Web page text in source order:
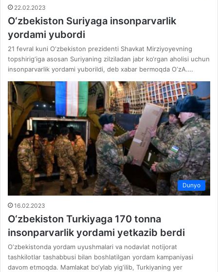
22.02.2023
O‘zbekiston Suriyaga insonparvarlik
yordami yubordi
21 fevral kuni O‘zbekiston prezidenti Shavkat Mirziyoyevning
topshirig‘iga asosan Suriyaning zilziladan jabr ko‘rgan aholisi uchun
insonparvarlik yordami yuborildi, deb xabar bermoqda O‘zA.…
Dunyo
16.02.2023
O‘zbekiston Turkiyaga 170 tonna
insonparvarlik yordami yetkazib berdi
O‘zbekistonda yordam uyushmalari va nodavlat notijorat
tashkilotlar tashabbusi bilan boshlatilgan yordam kampaniyasi
davom etmoqda. Mamlakat bo‘ylab yig‘ilib, Turkiyaning yer